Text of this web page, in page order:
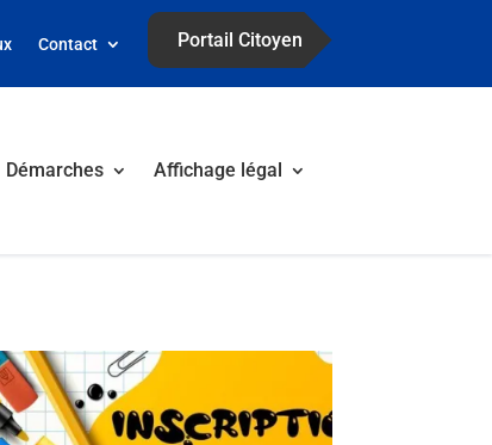
Contact Portail Citoyen
Démarches Affichage légal